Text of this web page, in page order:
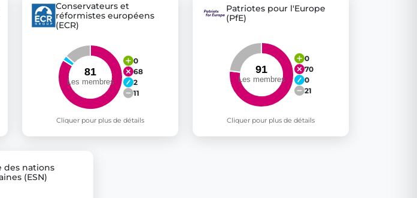
Conservateurs et
réformistes européens
(ECR)
0
68
2
11
Cliquer pour plus de détails
Patriotes pour l'Europe
(PfE)
0
70
0
21
Cliquer pour plus de détails
des nations
(ESN)